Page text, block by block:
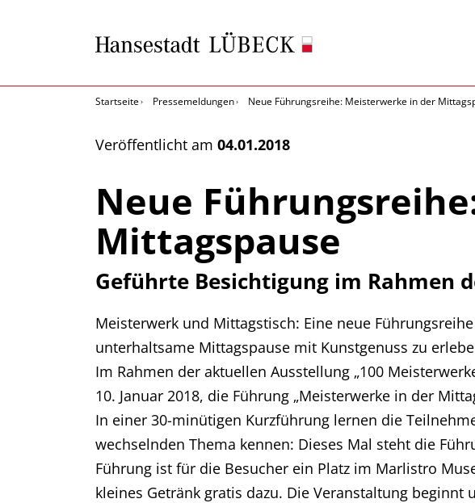
Startseite Pressemeldungen Neue Führungsreihe: Meisterwerke in der
Veröffentlicht am 04.01.2018
Neue
Mittagspause
Geführte Besichtigung im Rahmen
Meisterwerk und Mittagstisch: Eine neue
unterhaltsame Mittagspause mit Kunstgenuss zu
Im Rahmen der aktuellen Ausstellung „100
10. Januar 2018, die Führung „Meisterwerke in der
In einer 30-minütigen Kurzführung lernen die
wechselnden Thema kennen: Dieses Mal steht die
Führung ist für die Besucher ein Platz im Marlistro
kleines Getränk gratis dazu. Die Veranstaltung